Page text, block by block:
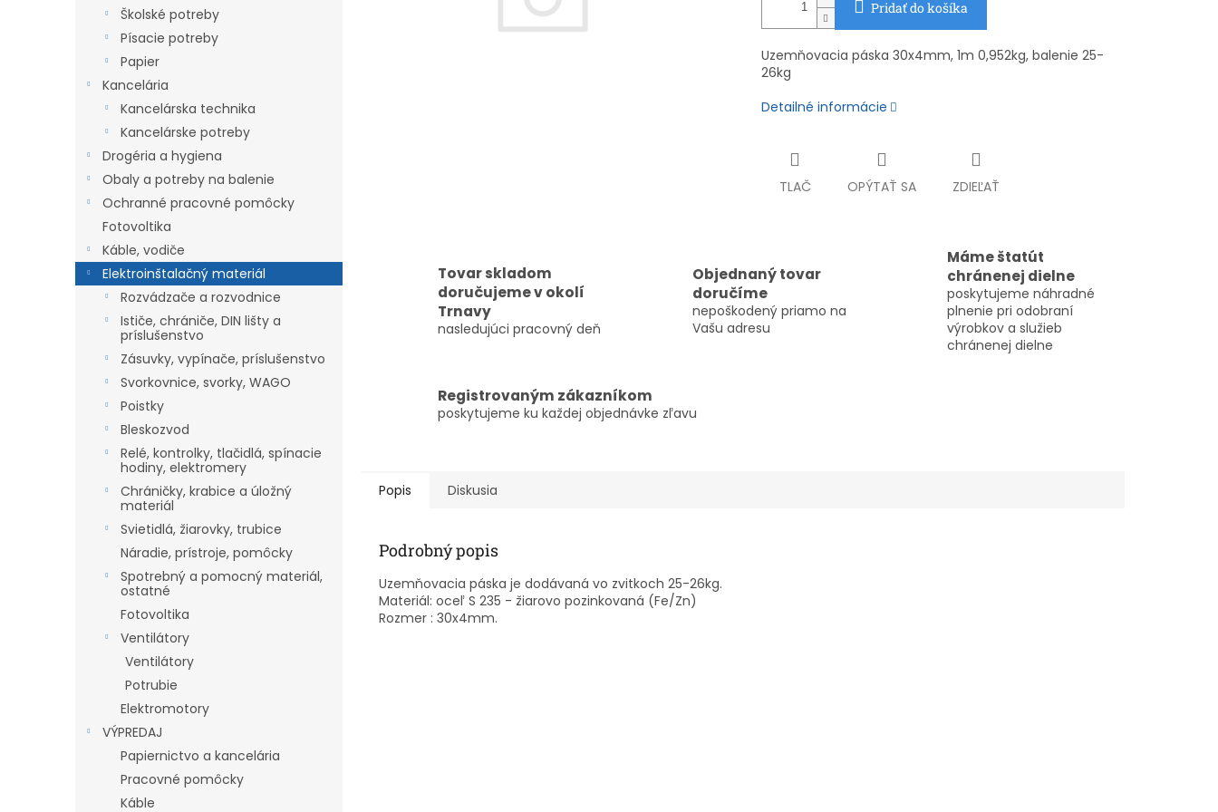
Školské potreby
Písacie potreby
Papier
Kancelária
Kancelárska technika
Kancelárske potreby
Drogéria a hygiena
Obaly a potreby na balenie
Ochranné pracovné pomôcky
Fotovoltika
Káble, vodiče
Elektroinštalačný materiál
Rozvádzače a rozvodnice
Ističe, chrániče, DIN lišty a
príslušenstvo
Zásuvky, vypínače, príslušenstvo
Svorkovnice, svorky, WAGO
Poistky
Bleskozvod
Relé, kontrolky, tlačidlá, spínacie
hodiny, elektromery
Chráničky, krabice a úložný
materiál
Svietidlá, žiarovky, trubice
Náradie, prístroje, pomôcky
Spotrebný a pomocný materiál,
ostatné
Fotovoltika
Ventilátory
Ventilátory
Potrubie
Elektromotory
VÝPREDAJ
Papiernictvo a kancelária
Pracovné pomôcky
Káble
Pridať do košíka
Uzemňovacia páska 30x4mm, 1m 0,952kg, balenie 25-
26kg
Detailné informácie
TLAČ OPÝTAŤ SA ZDIEĽAŤ
Tovar skladom
doručujeme v okolí
Trnavy
nasledujúci pracovný deň
Objednaný tovar
doručíme
nepoškodený priamo na
Vašu adresu
Máme štatút
chránenej dielne
poskytujeme náhradné
plnenie pri odobraní
výrobkov a služieb
chránenej dielne
Registrovaným zákazníkom
poskytujeme ku každej objednávke zľavu
Popis Diskusia
Podrobný popis
Uzemňovacia páska je dodávaná vo zvitkoch 25-26kg.
Materiál: oceľ S 235 - žiarovo pozinkovaná (Fe/Zn)
Rozmer : 30x4mm.